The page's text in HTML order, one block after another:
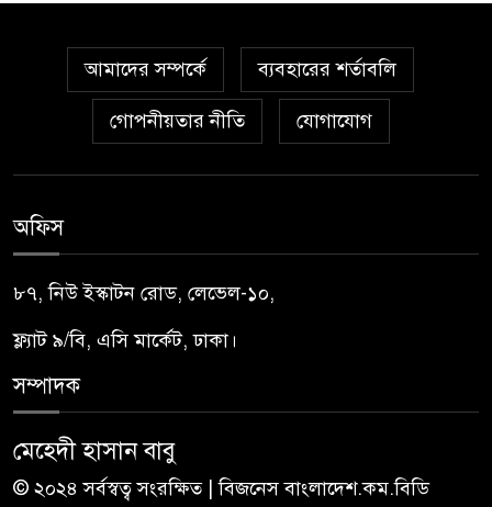
আমাদের সম্পর্কে ব্যবহারের শর্তাবলি
গোপনীয়তার নীতি যোগাযোগ
অফিস
৮৭, নিউ ইস্কাটন রোড, লেভেল-১০,
ফ্ল্যাট ৯/বি, এসি মার্কেট, ঢাকা।
সম্পাদক
মেহেদী হাসান বাবু
© ২০২৪ সর্বস্বত্ব সংরক্ষিত | বিজনেস বাংলাদেশ.কম.বিডি